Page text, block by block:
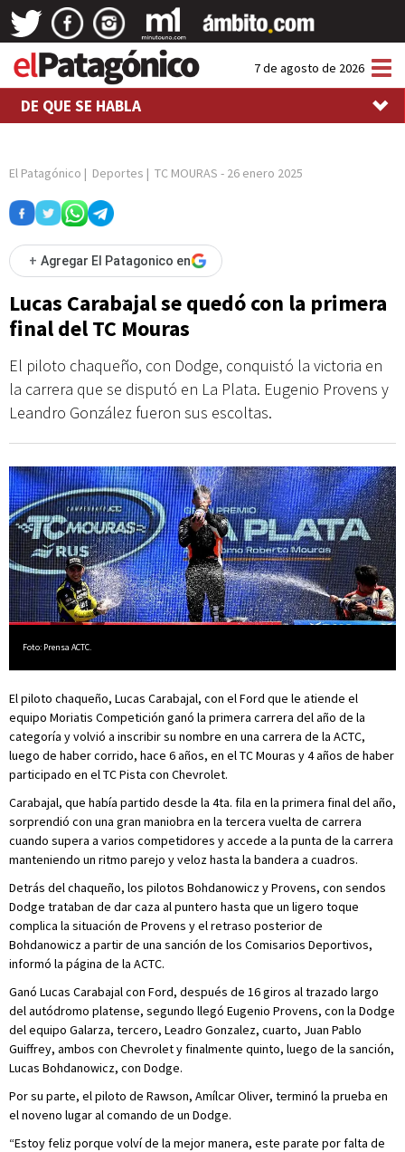
7 de agosto de 2026
DE QUE SE HABLA
El Patagónico | Deportes | TC MOURAS - 26 enero 2025
+ Agregar El Patagonico en
Lucas Carabajal se quedó con la primera
final del TC Mouras
El piloto chaqueño, con Dodge, conquistó la victoria en
la carrera que se disputó en La Plata. Eugenio Provens y
Leandro González fueron sus escoltas.
Foto: Prensa ACTC.
El piloto chaqueño, Lucas Carabajal, con el Ford que le atiende el
equipo Moriatis Competición ganó la primera carrera del año de la
categoría y volvió a inscribir su nombre en una carrera de la ACTC,
luego de haber corrido, hace 6 años, en el TC Mouras y 4 años de haber
participado en el TC Pista con Chevrolet.
Carabajal, que había partido desde la 4ta. fila en la primera final del año,
sorprendió con una gran maniobra en la tercera vuelta de carrera
cuando supera a varios competidores y accede a la punta de la carrera
manteniendo un ritmo parejo y veloz hasta la bandera a cuadros.
Detrás del chaqueño, los pilotos Bohdanowicz y Provens, con sendos
Dodge trataban de dar caza al puntero hasta que un ligero toque
complica la situación de Provens y el retraso posterior de
Bohdanowicz a partir de una sanción de los Comisarios Deportivos,
informó la página de la ACTC.
Ganó Lucas Carabajal con Ford, después de 16 giros al trazado largo
del autódromo platense, segundo llegó Eugenio Provens, con la Dodge
del equipo Galarza, tercero, Leadro Gonzalez, cuarto, Juan Pablo
Guiffrey, ambos con Chevrolet y finalmente quinto, luego de la sanción,
Lucas Bohdanowicz, con Dodge.
Por su parte, el piloto de Rawson, Amílcar Oliver, terminó la prueba en
el noveno lugar al comando de un Dodge.
“Estoy feliz porque volví de la mejor manera, este parate por falta de